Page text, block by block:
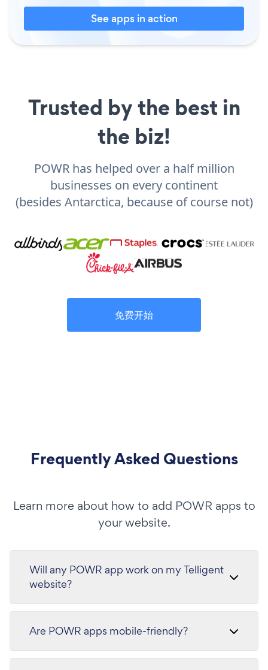
See apps in action
Trusted by the best in
the biz!
POWR has helped over a half million
businesses on every continent
(besides Antarctica, because of course not)
免费开始
Frequently Asked Questions
Learn more about how to add POWR apps to
your website.
Will any POWR app work on my Telligent
website?
Are POWR apps mobile-friendly?